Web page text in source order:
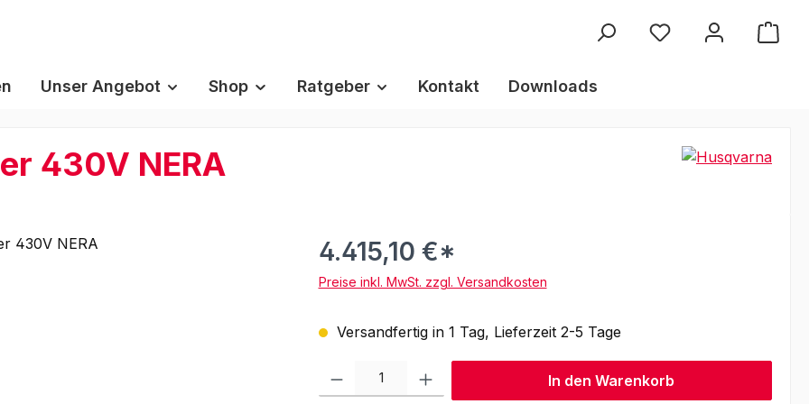
Unser Angebot Shop Ratgeber Kontakt Downloads
430V NERA
4.415,10 €*
Preise inkl. MwSt. zzgl. Versandkosten
Versandfertig in 1 Tag, Lieferzeit 2-5 Tage
Produkt Anzahl: Gib den gewünschten Wert ein oder benutze die Schaltflächen
In den Warenkorb